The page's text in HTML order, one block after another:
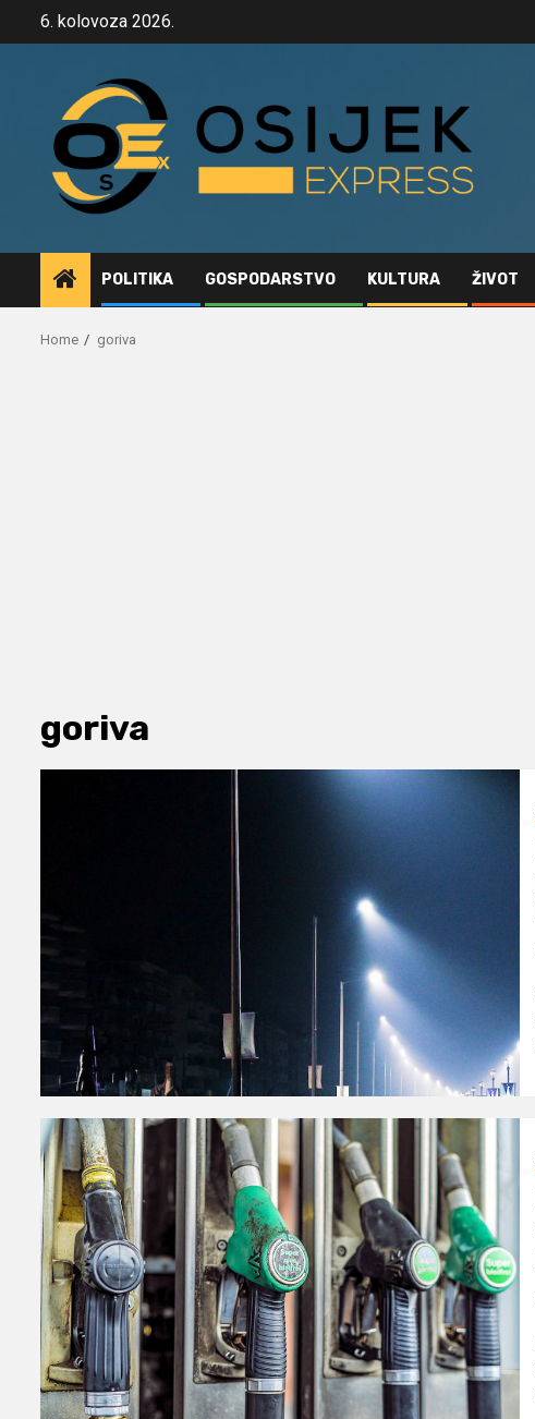
6. kolovoza 2026.
POLITIKA GOSPODARSTVO KULTURA ŽIVOT
Home goriva
goriva